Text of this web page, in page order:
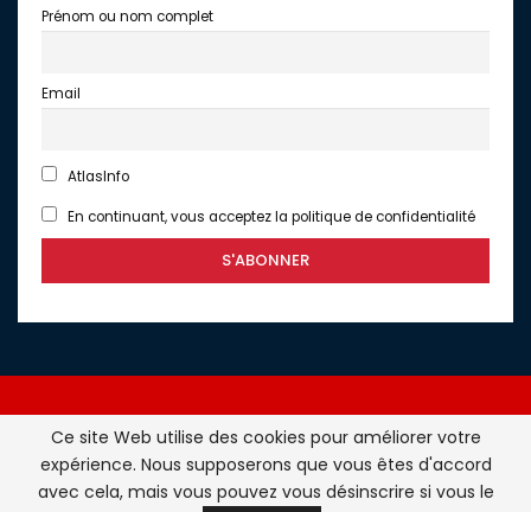
Prénom ou nom complet
Email
AtlasInfo
En continuant, vous acceptez la politique de confidentialité
Atlasinfo.fr : l'essentiel de l'actualité de la France et du
Maghreb © Tous Droits Réservés - Atlasinfo- 2026
Ce site Web utilise des cookies pour améliorer votre
expérience. Nous supposerons que vous êtes d'accord
avec cela, mais vous pouvez vous désinscrire si vous le